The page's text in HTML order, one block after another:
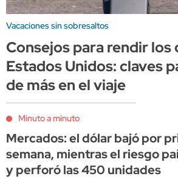
Vacaciones sin sobresaltos
Consejos para rendir los
Estados Unidos: claves
de más en el viaje
Minuto a minuto
Mercados: el dólar bajó por
semana, mientras el riesgo
y perforó las 450 unidades